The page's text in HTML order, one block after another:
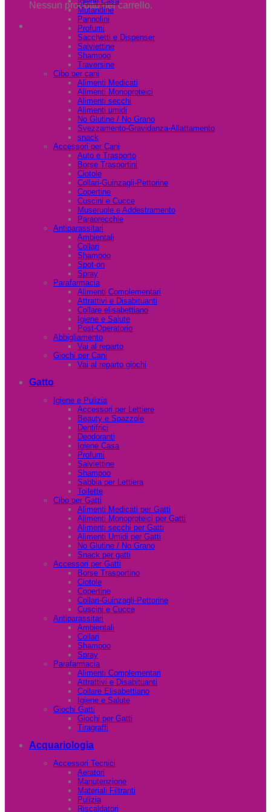
Nessun prodotto nel carrello.
Mutandine
Pannolini
Profumi
Sacchetti e Dispenser
Salviettine
Shampoo
Traversine
Cibo per cani
Alimenti Medicati
Alimenti Monoproteici
Alimenti secchi
Alimenti umidi
No Glutine / No Grano
Svezzamento-Gravidanza-Allattamento
snack
Accessori per Cani
Auto e Trasporto
Borse Trasportini
Ciotole
Collari-Guinzagli-Pettorine
Copertine
Cuscini e Cucce
Museruole e Addestramento
Paraorecchie
Antiparassitari
Ambientali
Collari
Shampoo
Spot-on
Spray
Parafarmacia
Alimenti Complementari
Attrattivi e Disabituanti
Collare elisabettiano
Igiene e Salute
Post-Operatorio
Abbigliamento
Vai al reparto
Giochi per Cani
Vai al reparto giochi
Gatto
Igiene e Pulizia
Accessori per Lettiere
Beauty e Spazzole
Dentifrici
Deodoranti
Igiene Casa
Profumi
Salviettine
Shampoo
Sabbia per Lettiera
Toilette
Cibo per Gatti
Alimenti Medicati per Gatti
Alimenti Monoproteici per Gatti
Alimenti secchi per Gatti
Alimenti Umidi per Gatti
No Glutine / No Grano
Snack per gatti
Accessori per Gatti
Borse Trasportino
Ciotole
Copertine
Collari-Guinzagli-Pettorine
Cuscini e Cucce
Antiparassitari
Ambientali
Collari
Shampoo
Spray
Parafarmacia
Alimenti Complementari
Attrattivi e Disabituanti
Collare Elisabettiano
Igiene e Salute
Giochi Gatti
Giochi per Gatti
Tiragraffi
Acquariologia
Accessori Tecnici
Aeratori
Manutenzione
Materiali Filtranti
Pulizia
Riscaldatori